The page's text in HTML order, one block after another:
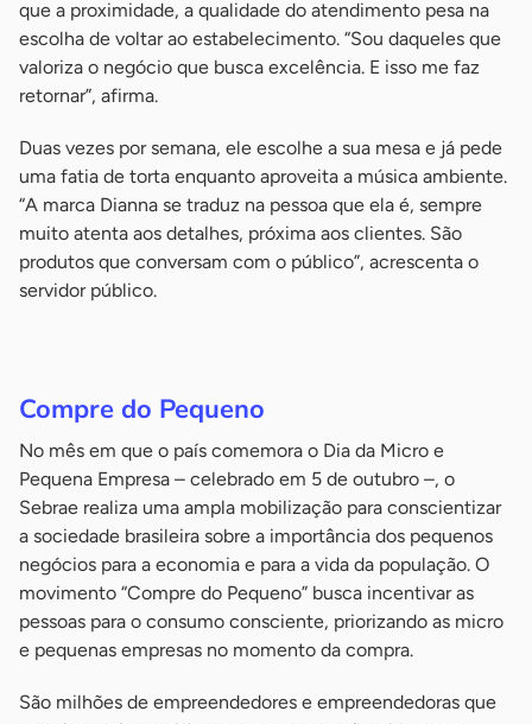
que a proximidade, a qualidade do atendimento pesa na
escolha de voltar ao estabelecimento. “Sou daqueles que
valoriza o negócio que busca excelência. E isso me faz
retornar”, afirma.
Duas vezes por semana, ele escolhe a sua mesa e já pede
uma fatia de torta enquanto aproveita a música ambiente.
“A marca Dianna se traduz na pessoa que ela é, sempre
muito atenta aos detalhes, próxima aos clientes. São
produtos que conversam com o público”, acrescenta o
servidor público.
Compre do Pequeno
No mês em que o país comemora o Dia da Micro e
Pequena Empresa – celebrado em 5 de outubro –, o
Sebrae realiza uma ampla mobilização para conscientizar
a sociedade brasileira sobre a importância dos pequenos
negócios para a economia e para a vida da população. O
movimento “Compre do Pequeno” busca incentivar as
pessoas para o consumo consciente, priorizando as micro
e pequenas empresas no momento da compra.
São milhões de empreendedores e empreendedoras que